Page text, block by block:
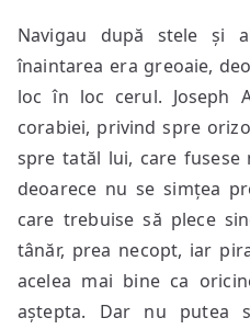
Navigau după stele și
înaintarea era greoaie,
loc în loc cerul. Joseph
corabiei, privind spre
spre tatăl lui, care fusese
deoarece nu se simțea
care trebuise să plece
tânăr, prea necopt, iar
acelea mai bine ca
aștepta. Dar nu putea